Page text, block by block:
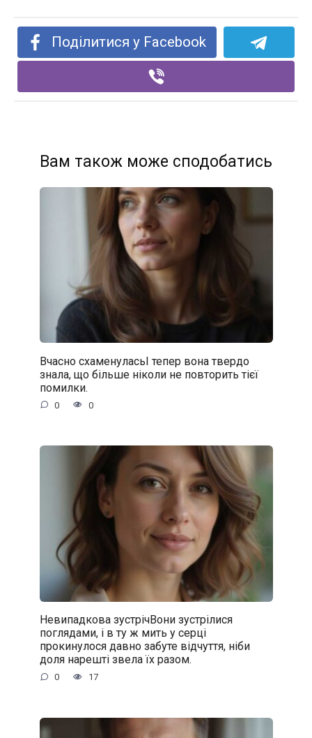
Поділитися у Facebook
Вам також може сподобатись
Вчасно схаменуласьІ тепер вона твердо
знала, що більше ніколи не повторить тієї
помилки.
0 0
Невипадкова зустрічВони зустрілися
поглядами, і в ту ж мить у серці
прокинулося давно забуте відчуття, ніби
доля нарешті звела їх разом.
0 17